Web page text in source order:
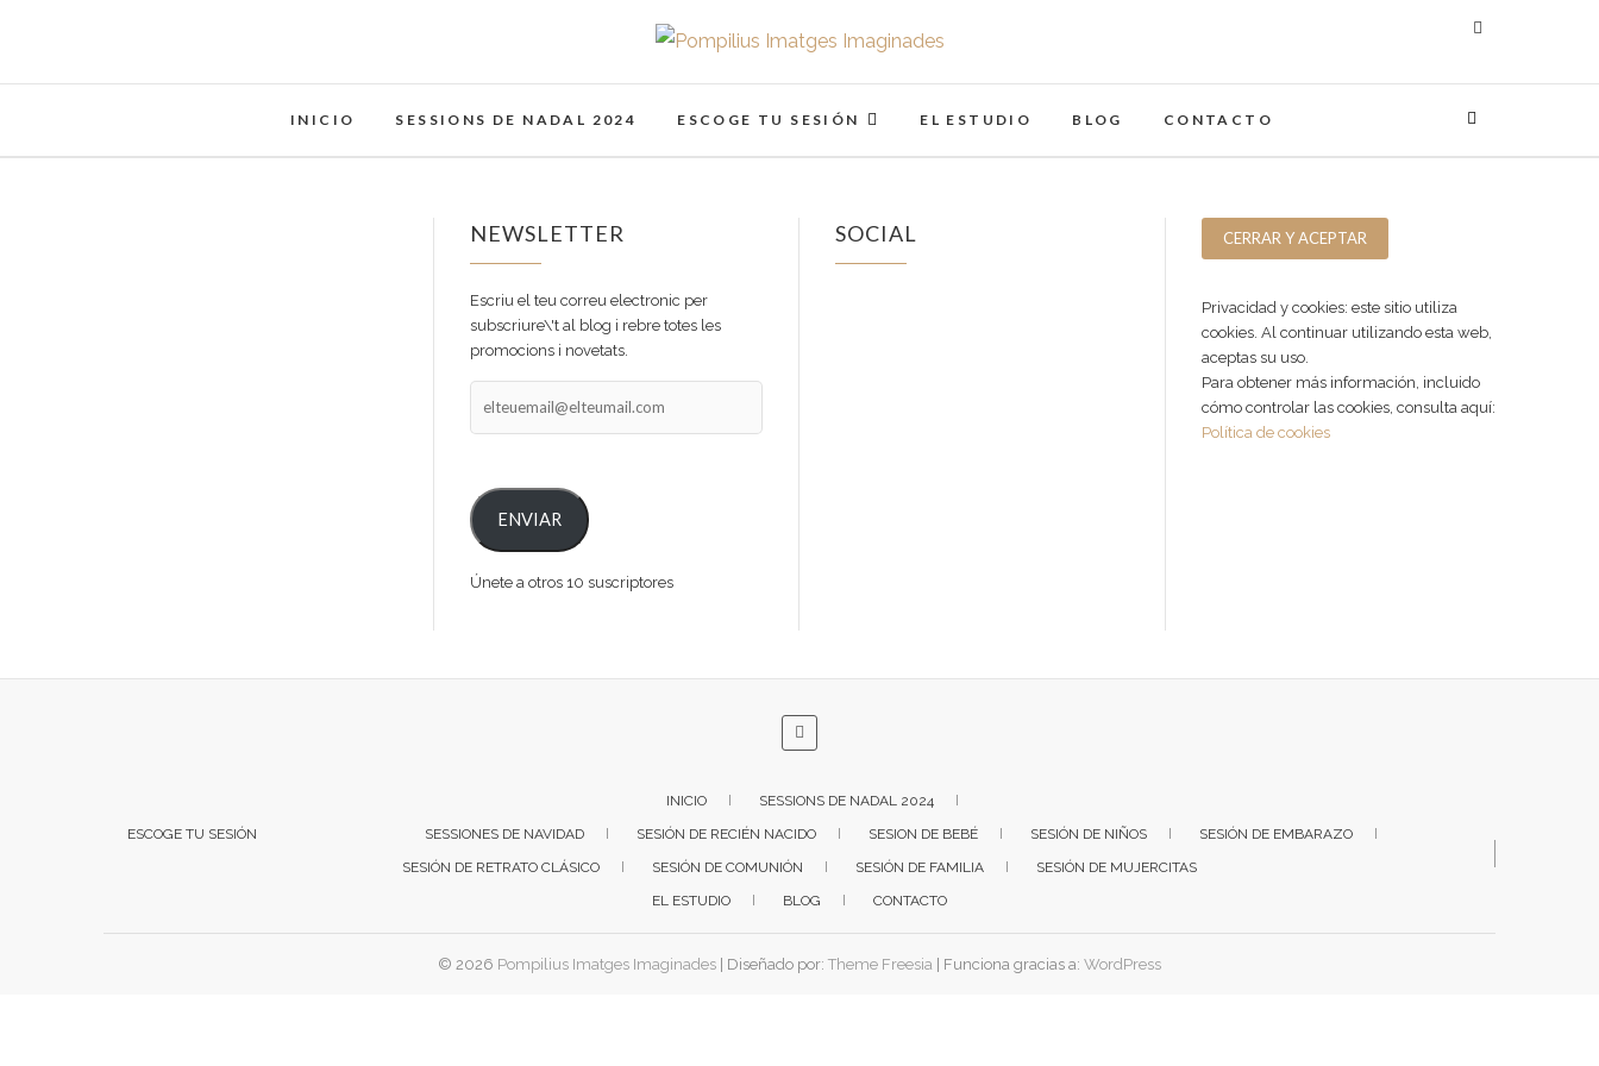
Pompilius Imatges Imaginades
INICIO SESSIONS DE NADAL 2024 ESCOGE TU SESIÓN EL ESTUDIO BLOG CONTACTO
NEWSLETTER
Escriu el teu correu electronic per
subscriure\'t al blog i rebre totes les
promocions i novetats.
ENVIAR
Únete a otros 10 suscriptores
SOCIAL
Privacidad y cookies: este sitio utiliza
cookies. Al continuar utilizando esta web,
aceptas su uso.
Para obtener más información, incluido
cómo controlar las cookies, consulta aquí:
Política de cookies
INICIO
SESSIONS DE NADAL 2024
ESCOGE TU SESIÓN
SESSIONES DE NAVIDAD SESIÓN DE RECIÉN NACIDO SESION DE BEBÉ SESIÓN DE NIÑOS
SESIÓN DE EMBARAZO
SESIÓN DE RETRATO CLÁSICO
SESIÓN DE COMUNIÓN SESIÓN DE FAMILIA
SESIÓN DE MUJERCITAS
EL ESTUDIO
BLOG CONTACTO
© 2026 Pompilius Imatges Imaginades | Diseñado por: Theme Freesia | Funciona gracias a: WordPress